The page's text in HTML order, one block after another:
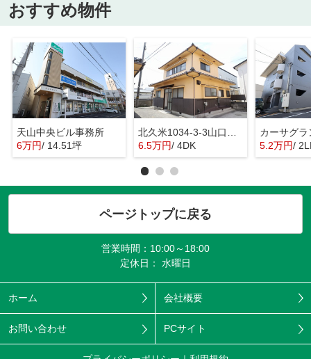
おすすめ物件
天山中央ビル事務所
6万円/ 14.51坪
北久米1034-3-3山口戸建
6.5万円/ 4DK
カーサグラ
5.2万円/
ページトップに戻る
営業時間：10:00～18:00
定休日： 水曜日
ホーム 会社概要
お問い合わせ PCサイト